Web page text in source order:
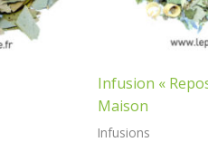
Infusion «
Maison
Infusions